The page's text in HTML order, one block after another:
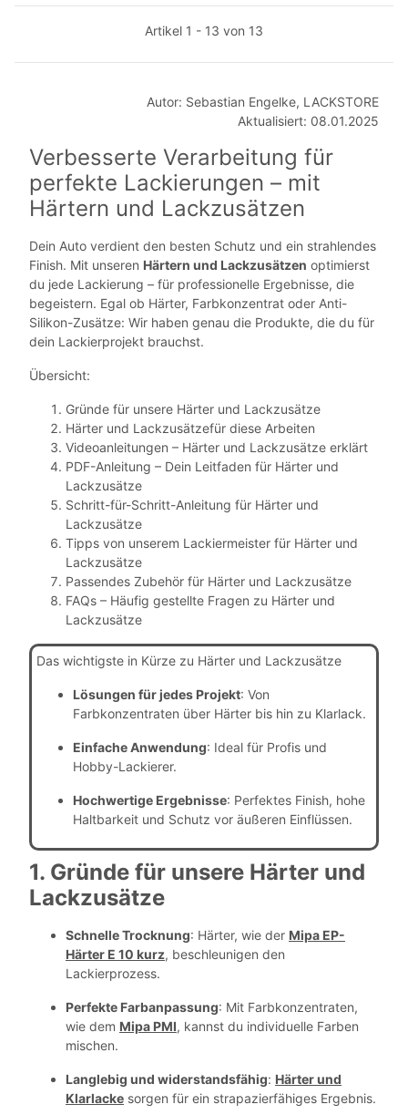
Artikel 1 - 13 von 13
Autor: Sebastian Engelke, LACKSTORE
Aktualisiert: 08.01.2025
Verbesserte Verarbeitung für
perfekte Lackierungen – mit
Härtern und Lackzusätzen
Dein Auto verdient den besten Schutz und ein strahlendes
Finish. Mit unseren Härtern und Lackzusätzen optimierst
du jede Lackierung – für professionelle Ergebnisse, die
begeistern. Egal ob Härter, Farbkonzentrat oder Anti-
Silikon-Zusätze: Wir haben genau die Produkte, die du für
dein Lackierprojekt brauchst.
Übersicht:
Gründe für unsere Härter und Lackzusätze
Härter und Lackzusätzefür diese Arbeiten
Videoanleitungen – Härter und Lackzusätze erklärt
PDF-Anleitung – Dein Leitfaden für Härter und
Lackzusätze
Schritt-für-Schritt-Anleitung für Härter und
Lackzusätze
Tipps von unserem Lackiermeister für Härter und
Lackzusätze
Passendes Zubehör für Härter und Lackzusätze
FAQs – Häufig gestellte Fragen zu Härter und
Lackzusätze
Das wichtigste in Kürze zu Härter und Lackzusätze
Lösungen für jedes Projekt: Von
Farbkonzentraten über Härter bis hin zu Klarlack.
Einfache Anwendung: Ideal für Profis und
Hobby-Lackierer.
Hochwertige Ergebnisse: Perfektes Finish, hohe
Haltbarkeit und Schutz vor äußeren Einflüssen.
1. Gründe für unsere Härter und
Lackzusätze
Schnelle Trocknung: Härter, wie der Mipa EP-
Härter E 10 kurz, beschleunigen den
Lackierprozess.
Perfekte Farbanpassung: Mit Farbkonzentraten,
wie dem Mipa PMI, kannst du individuelle Farben
mischen.
Langlebig und widerstandsfähig: Härter und
Klarlacke sorgen für ein strapazierfähiges Ergebnis.